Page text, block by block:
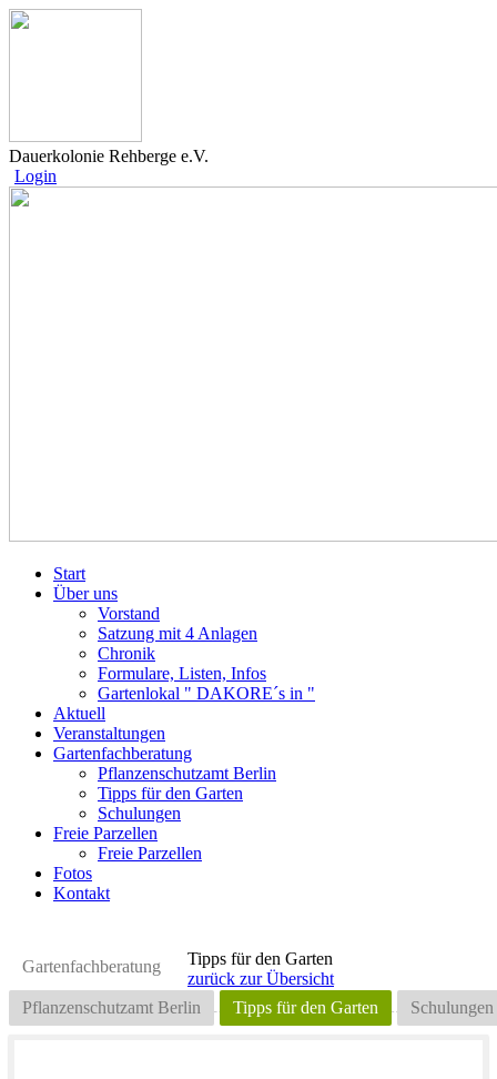
Dauerkolonie Rehberge e.V.
Login
Start
Über uns
Vorstand
Satzung mit 4 Anlagen
Chronik
Formulare, Listen, Infos
Gartenlokal " DAKORE´s in "
Aktuell
Veranstaltungen
Gartenfachberatung
Pflanzenschutzamt Berlin
Tipps für den Garten
Schulungen
Freie Parzellen
Freie Parzellen
Fotos
Kontakt
Gartenfachberatung
Pflanzenschutzamt Berlin Tipps für den Garten Schulungen
Tipps für den Garten
zurück zur Übersicht